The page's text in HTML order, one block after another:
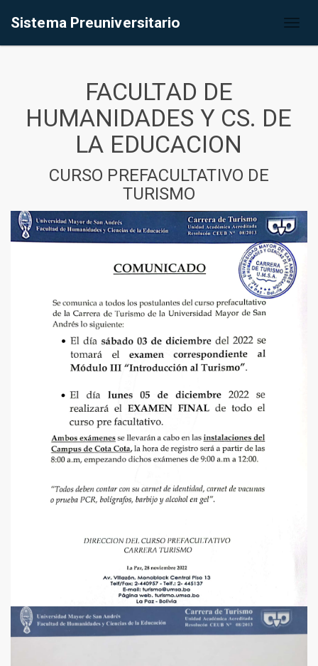
Sistema Preuniversitario
FACULTAD DE
HUMANIDADES Y CS. DE
LA EDUCACION
CURSO PREFACULTATIVO DE
TURISMO